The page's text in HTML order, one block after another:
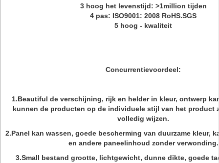
3 hoog het levenstijd: >1million tijden
4 pas: ISO9001: 2008 RoHS.SGS
5 hoog - kwaliteit
Concurrentievoordeel:
1.Beautiful de verschijning, rijk en helder in kleur, ontwerp
kunnen de producten op de individuele stijl van het product
volledig wijzen.
2.Panel kan wassen, goede bescherming van duurzame kleur,
en andere paneelinhoud zonder verwonding.
3.Small bestand grootte, lichtgewicht, dunne dikte, goede